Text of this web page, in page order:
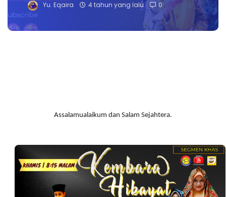
Yu. Eqaira 4 tahun yang lalu 0
Assalamualaikum dan Salam Sejahtera.